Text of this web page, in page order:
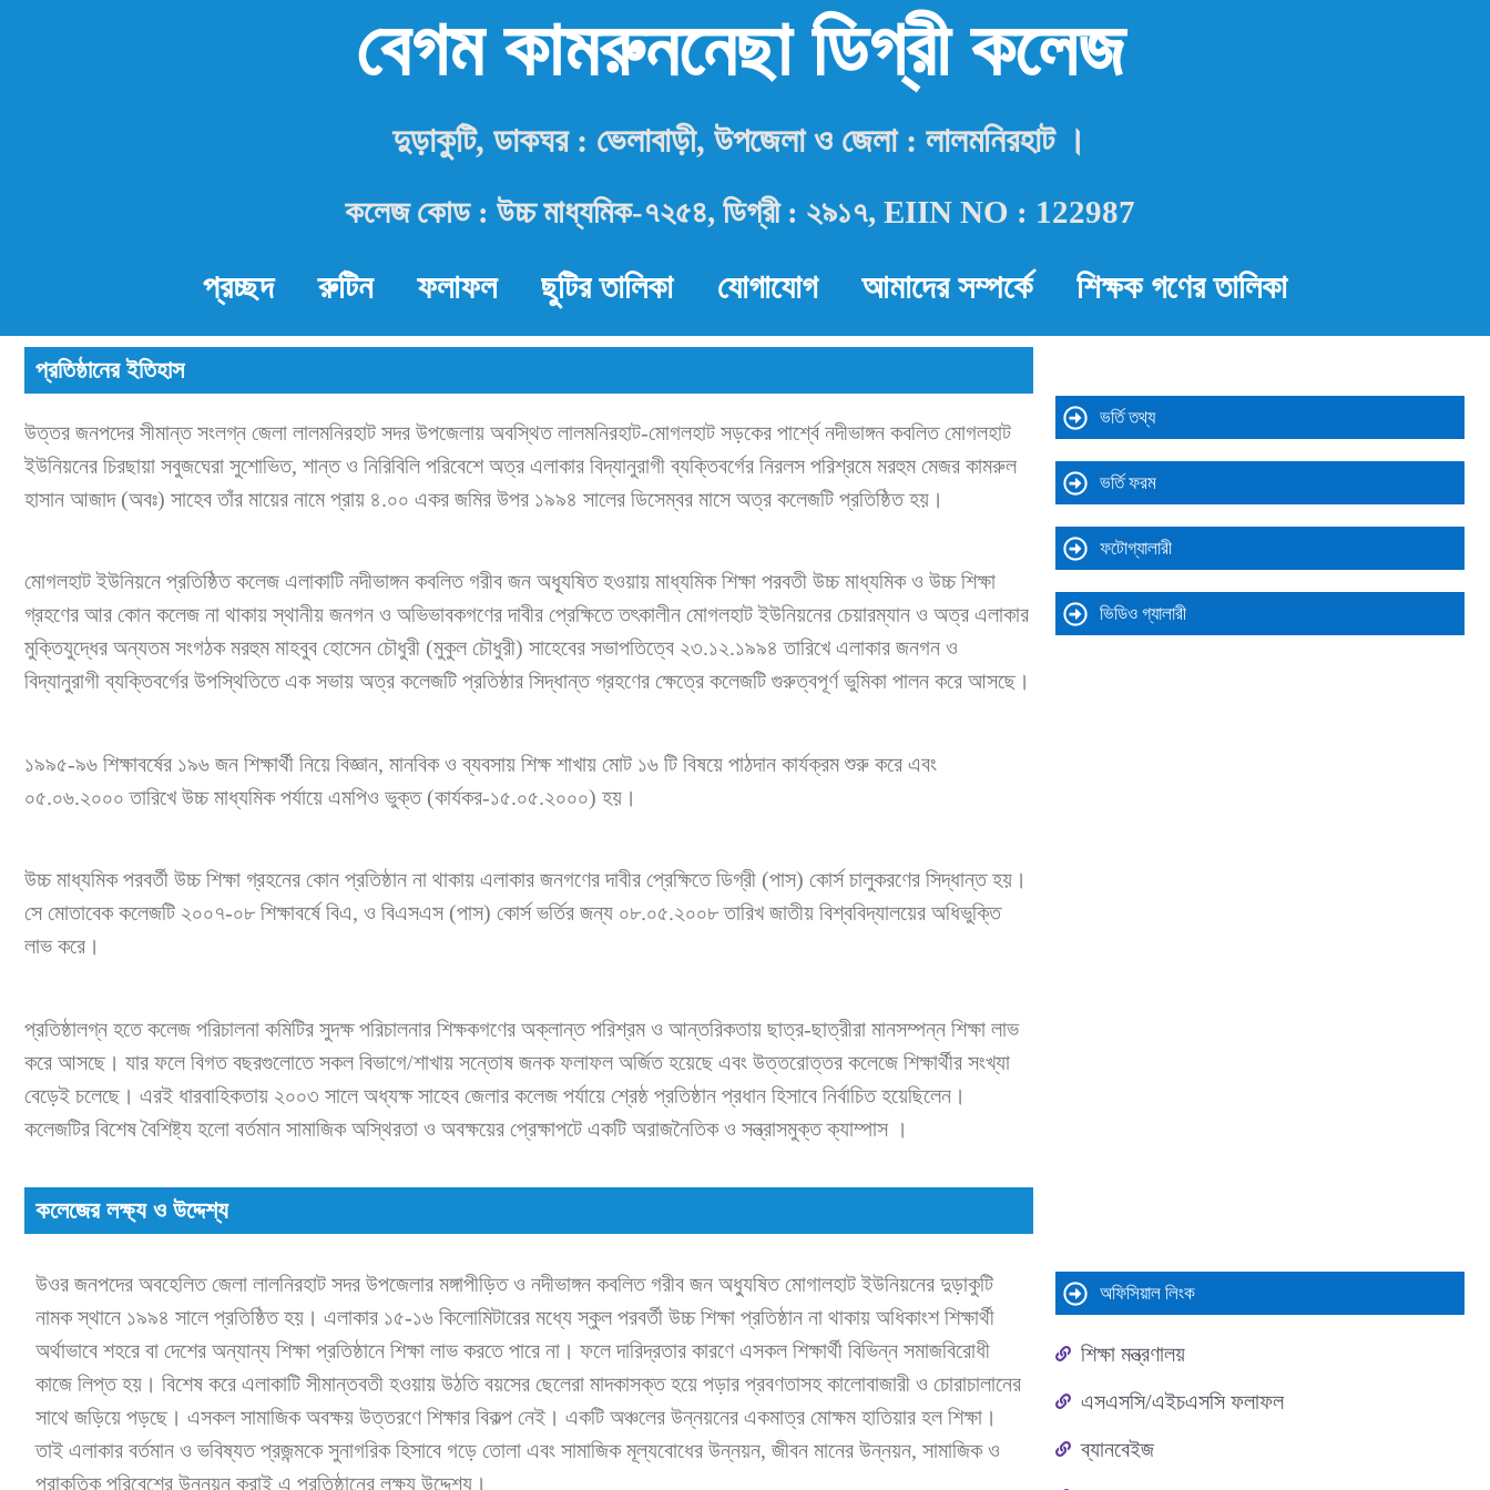
বেগম কামরুননেছা ডিগ্রী কলেজ
দুড়াকুটি, ডাকঘর : ভেলাবাড়ী, উপজেলা ও জেলা : লালমনিরহাট ।
কলেজ কোড : উচ্চ মাধ্যমিক-৭২৫৪, ডিগ্রী : ২৯১৭, EIIN NO : 122987
প্রচ্ছদ রুটিন ফলাফল ছুটির তালিকা যোগাযোগ আমাদের সম্পর্কে শিক্ষক গণের তালিকা
প্রতিষ্ঠানের ইতিহাস
উত্তর জনপদের সীমান্ত সংলগ্ন জেলা লালমনিরহাট সদর উপজেলায় অবস্থিত লালমনিরহাট-মোগলহাট সড়কের পার্শ্বে নদীভাঙ্গন কবলিত মোগলহাট
ইউনিয়নের চিরছায়া সবুজঘেরা সুশোভিত, শান্ত ও নিরিবিলি পরিবেশে অত্র এলাকার বিদ্যানুরাগী ব্যক্তিবর্গের নিরলস পরিশ্রমে মরহুম মেজর কামরুল
হাসান আজাদ (অবঃ) সাহেব তাঁর মায়ের নামে প্রায় ৪.০০ একর জমির উপর ১৯৯৪ সালের ডিসেম্বর মাসে অত্র কলেজটি প্রতিষ্ঠিত হয়।
মোগলহাট ইউনিয়নে প্রতিষ্ঠিত কলেজ এলাকাটি নদীভাঙ্গন কবলিত গরীব জন অধ্যূষিত হওয়ায় মাধ্যমিক শিক্ষা পরবতী উচ্চ মাধ্যমিক ও উচ্চ শিক্ষা
গ্রহণের আর কোন কলেজ না থাকায় স্থানীয় জনগন ও অভিভাবকগণের দাবীর প্রেক্ষিতে তৎকালীন মোগলহাট ইউনিয়নের চেয়ারম্যান ও অত্র এলাকার
মুক্তিযুদ্ধের অন্যতম সংগঠক মরহুম মাহবুব হোসেন চৌধুরী (মুকুল চৌধুরী) সাহেবের সভাপতিত্বে ২৩.১২.১৯৯৪ তারিখে এলাকার জনগন ও
বিদ্যানুরাগী ব্যক্তিবর্গের উপস্থিতিতে এক সভায় অত্র কলেজটি প্রতিষ্ঠার সিদ্ধান্ত গ্রহণের ক্ষেত্রে কলেজটি গুরুত্বপূর্ণ ভুমিকা পালন করে আসছে।
১৯৯৫-৯৬ শিক্ষাবর্ষের ১৯৬ জন শিক্ষার্থী নিয়ে বিজ্ঞান, মানবিক ও ব্যবসায় শিক্ষ শাখায় মোট ১৬ টি বিষয়ে পাঠদান কার্যক্রম শুরু করে এবং
০৫.০৬.২০০০ তারিখে উচ্চ মাধ্যমিক পর্যায়ে এমপিও ভুক্ত (কার্যকর-১৫.০৫.২০০০) হয়।
উচ্চ মাধ্যমিক পরবর্তী উচ্চ শিক্ষা গ্রহনের কোন প্রতিষ্ঠান না থাকায় এলাকার জনগণের দাবীর প্রেক্ষিতে ডিগ্রী (পাস) কোর্স চালুকরণের সিদ্ধান্ত হয়।
সে মোতাবেক কলেজটি ২০০৭-০৮ শিক্ষাবর্ষে বিএ, ও বিএসএস (পাস) কোর্স ভর্তির জন্য ০৮.০৫.২০০৮ তারিখ জাতীয় বিশ্ববিদ্যালয়ের অধিভুক্তি
লাভ করে।
প্রতিষ্ঠালগ্ন হতে কলেজ পরিচালনা কমিটির সুদক্ষ পরিচালনার শিক্ষকগণের অক্লান্ত পরিশ্রম ও আন্তরিকতায় ছাত্র-ছাত্রীরা মানসম্পন্ন শিক্ষা লাভ
করে আসছে। যার ফলে বিগত বছরগুলোতে সকল বিভাগে/শাখায় সন্তোষ জনক ফলাফল অর্জিত হয়েছে এবং উত্তরোত্তর কলেজে শিক্ষার্থীর সংখ্যা
বেড়েই চলেছে। এরই ধারবাহিকতায় ২০০৩ সালে অধ্যক্ষ সাহেব জেলার কলেজ পর্যায়ে শ্রেষ্ঠ প্রতিষ্ঠান প্রধান হিসাবে নির্বাচিত হয়েছিলেন।
কলেজটির বিশেষ বৈশিষ্ট্য হলো বর্তমান সামাজিক অস্থিরতা ও অবক্ষয়ের প্রেক্ষাপটে একটি অরাজনৈতিক ও সন্ত্রাসমুক্ত ক্যাম্পাস ।
কলেজের লক্ষ্য ও উদ্দেশ্য
উওর জনপদের অবহেলিত জেলা লালনিরহাট সদর উপজেলার মঙ্গাপীড়িত ও নদীভাঙ্গন কবলিত গরীব জন অধ্যুষিত মোগালহাট ইউনিয়নের দুড়াকুটি
নামক স্থানে ১৯৯৪ সালে প্রতিষ্ঠিত হয়। এলাকার ১৫-১৬ কিলোমিটারের মধ্যে স্কুল পরবর্তী উচ্চ শিক্ষা প্রতিষ্ঠান না থাকায় অধিকাংশ শিক্ষার্থী
অর্থাভাবে শহরে বা দেশের অন্যান্য শিক্ষা প্রতিষ্ঠানে শিক্ষা লাভ করতে পারে না। ফলে দারিদ্রতার কারণে এসকল শিক্ষার্থী বিভিন্ন সমাজবিরোধী
কাজে লিপ্ত হয়। বিশেষ করে এলাকাটি সীমান্তবতী হওয়ায় উঠতি বয়সের ছেলেরা মাদকাসক্ত হয়ে পড়ার প্রবণতাসহ কালোবাজারী ও চোরাচালানের
সাথে জড়িয়ে পড়ছে। এসকল সামাজিক অবক্ষয় উত্তরণে শিক্ষার বিকল্প নেই। একটি অঞ্চলের উন্নয়নের একমাত্র মোক্ষম হাতিয়ার হল শিক্ষা।
তাই এলাকার বর্তমান ও ভবিষ্যত প্রজন্মকে সুনাগরিক হিসাবে গড়ে তোলা এবং সামাজিক মূল্যবোধের উন্নয়ন, জীবন মানের উন্নয়ন, সামাজিক ও
প্রাকৃতিক পরিবেশের উন্নয়ন করাই এ প্রতিষ্ঠানের লক্ষ্য উদ্দেশ্য।
ভর্তি তথ্য
ভর্তি ফরম
ফটোগ্যালারী
ভিডিও গ্যালারী
অফিসিয়াল লিংক
শিক্ষা মন্ত্রণালয়
এসএসসি/এইচএসসি ফলাফল
ব্যানবেইজ